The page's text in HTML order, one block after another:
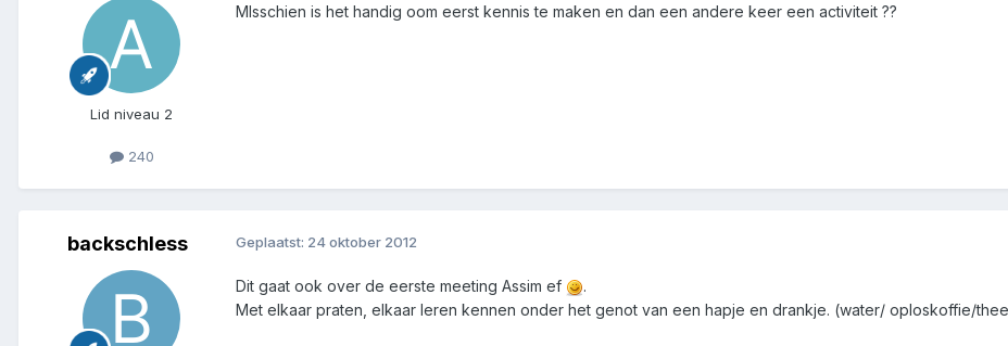
Lid niveau 2
240
MIsschien is het handig oom eerst kennis te maken en dan een andere keer een activiteit ??
backschless Geplaatst: 24 oktober 2012
Dit gaat ook over de eerste meeting Assim ef
.
Met elkaar praten, elkaar leren kennen onder het genot van een hapje en drankje. (water/ oploskoffie/